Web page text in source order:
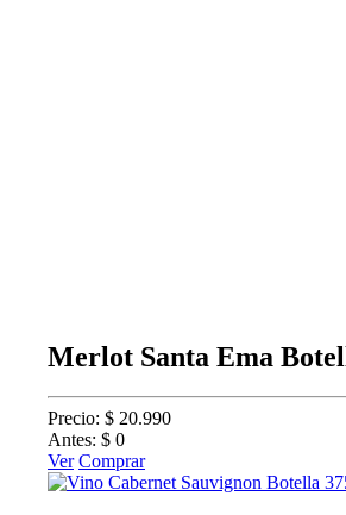
Merlot Santa Ema
Precio: $ 20.990
Antes: $ 0
Ver Comprar